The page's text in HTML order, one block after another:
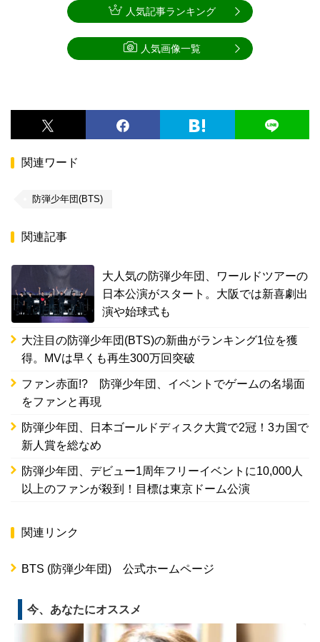
関連ワード
防弾少年団(BTS)
関連記事
大人気の防弾少年団、ワールドツアーの
日本公演がスタート。大阪では新喜劇出
演や始球式も
大注目の防弾少年団(BTS)の新曲がランキング1位を獲
得。MVは早くも再生300万回突破
ファン赤面!? 防弾少年団、イベントでゲームの名場面
をファンと再現
防弾少年団、日本ゴールドディスク大賞で2冠！3カ国で
新人賞を総なめ
防弾少年団、デビュー1周年フリーイベントに10,000人
以上のファンが殺到！目標は東京ドーム公演
関連リンク
BTS (防弾少年団) 公式ホームページ
人気記事ランキング
人気画像一覧
今、あなたにオススメ